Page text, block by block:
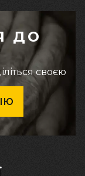
ДО
своєю